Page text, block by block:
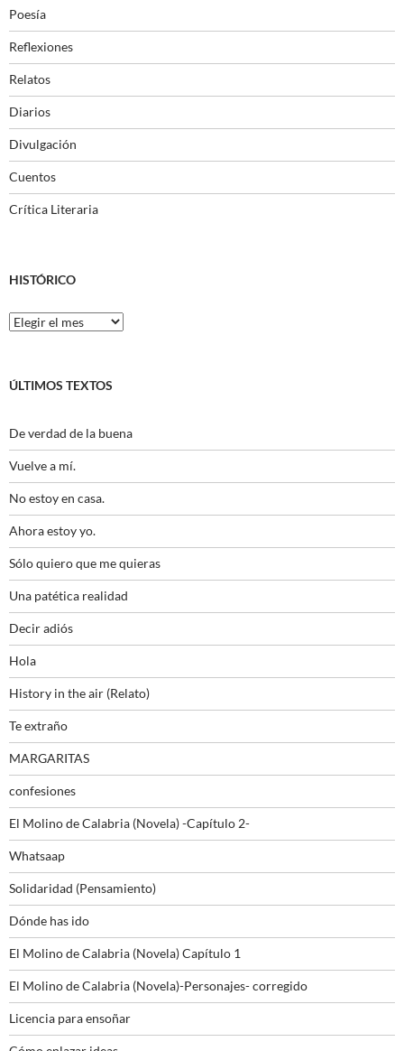
Poesía
Reflexiones
Relatos
Diarios
Divulgación
Cuentos
Crítica Literaria
HISTÓRICO
Histórico
ÚLTIMOS TEXTOS
De verdad de la buena
Vuelve a mí.
No estoy en casa.
Ahora estoy yo.
Sólo quiero que me quieras
Una patética realidad
Decir adiós
Hola
History in the air (Relato)
Te extraño
MARGARITAS
confesiones
El Molino de Calabria (Novela) -Capítulo 2-
Whatsaap
Solidaridad (Pensamiento)
Dónde has ido
El Molino de Calabria (Novela) Capítulo 1
El Molino de Calabria (Novela)-Personajes- corregido
Licencia para ensoñar